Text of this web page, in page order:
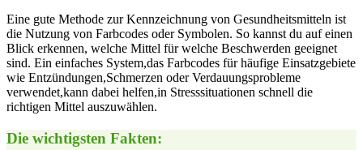
Eine gute Methode zur ⁤Kennzeichnung von Gesundheitsmitteln ist⁤
die ⁢Nutzung von Farbcodes oder Symbolen. So ‌kannst du‌ auf einen
Blick erkennen, welche Mittel für welche Beschwerden‌ geeignet
sind. Ein​ einfaches System,das Farbcodes für häufige‍ Einsatzgebiete
wie Entzündungen,Schmerzen oder Verdauungsprobleme
verwendet,kann dabei helfen,in⁤ Stresssituationen schnell die
richtigen Mittel auszuwählen.
Die wichtigsten Fakten: